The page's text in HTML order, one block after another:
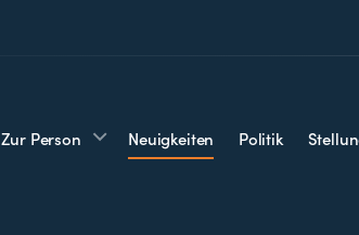
Zur Person Neuigkeiten Politik